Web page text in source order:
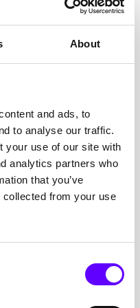
About
and ads, to
to analyse our traffic.
your use of our site with
analytics partners who
that you’ve
collected from your use
Anlagentechnik
FuE-Vorhabens
bei der
Europe gefördert und
standen
konnten wir